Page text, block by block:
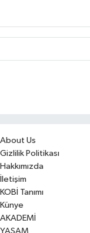
About Us
Gizlilik Politikası
Hakkımızda
İletişim
KOBİ Tanımı
Künye
AKADEMİ
YAŞAM